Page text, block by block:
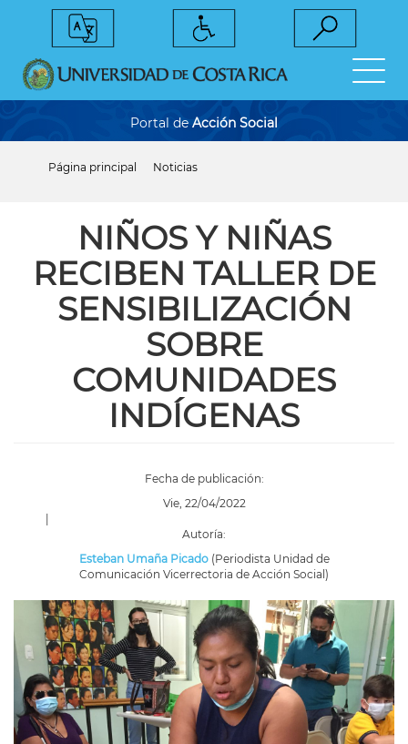
Portal de Acción Social
navegación
Página principal Noticias
NIÑOS Y NIÑAS
RECIBEN TALLER DE
SENSIBILIZACIÓN
SOBRE
COMUNIDADES
INDÍGENAS
Fecha de publicación:
Vie, 22/04/2022
|
Autoría:
Esteban Umaña Picado(Periodista Unidad de
Comunicación Vicerrectoria de Acción Social)